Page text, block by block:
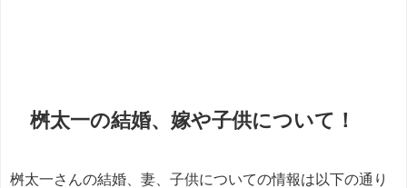
桝太一の結婚、嫁や子供について！
桝太一さんの結婚、妻、子供についての情報は以下の通り